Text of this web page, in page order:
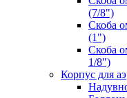
(7/8")
Скоба
(1")
Скоба
1/8")
Корпус для